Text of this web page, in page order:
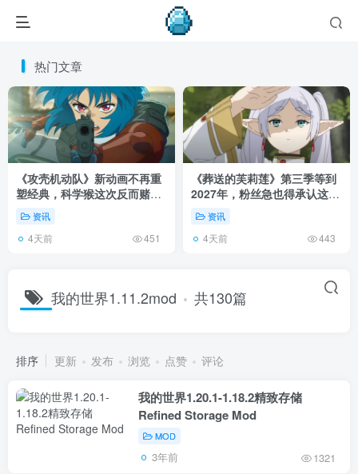
热门文章
《攻壳机动队》新动画不再重
塑经典，科学猴这次反而赌对
了！资讯
4天前 451
《葬送的芙莉莲》第三季等到
2027年，粉丝急也得承认这次
慢得有道理！
资讯
4天前 443
我的世界1.11.2mod 共130篇
排序 更新 发布 浏览 点赞 评论
我的世界1.20.1-1.18.2精致存储
Refined Storage Mod
MOD
3年前 1321